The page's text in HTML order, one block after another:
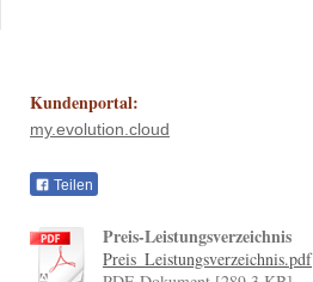
Kundenportal:
my.evolution.cloud
Teilen
Preis-Leistungsverzeichnis
Preis_Leistungsverzeichnis.pdf